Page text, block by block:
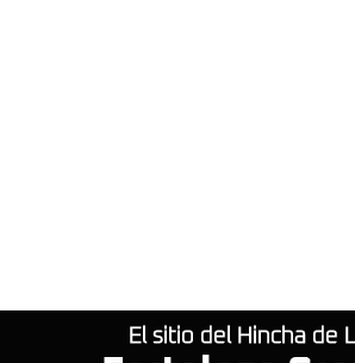
El sitio del Hincha de